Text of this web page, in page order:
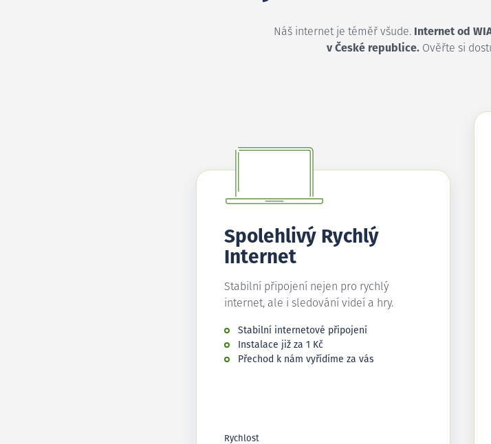
Náš internet je téměř všude.
Internet od
v České republice. Ověřte si
Spolehlivý Rychlý
Internet
Stabilní připojení nejen pro rychlý
internet, ale i sledování videí a hry.
Stabilní internetové připojení
Instalace již za 1 Kč
Přechod k nám vyřídíme za vás
Rychlost